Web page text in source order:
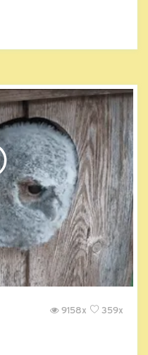
359x
9158x